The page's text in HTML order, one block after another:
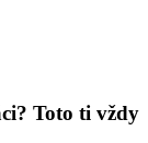
Toto ti vždy